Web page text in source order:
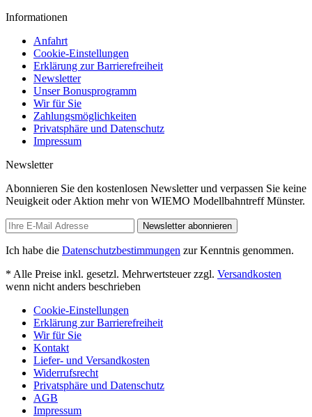
Informationen
Anfahrt
Cookie-Einstellungen
Erklärung zur Barrierefreiheit
Newsletter
Unser Bonusprogramm
Wir für Sie
Zahlungsmöglichkeiten
Privatsphäre und Datenschutz
Impressum
Newsletter
Abonnieren Sie den kostenlosen Newsletter und verpassen Sie keine
Neuigkeit oder Aktion mehr von WIEMO Modellbahntreff Münster.
Newsletter abonnieren
Ich habe die Datenschutzbestimmungen zur Kenntnis genommen.
* Alle Preise inkl. gesetzl. Mehrwertsteuer zzgl. Versandkosten
wenn nicht anders beschrieben
Cookie-Einstellungen
Erklärung zur Barrierefreiheit
Wir für Sie
Kontakt
Liefer- und Versandkosten
Widerrufsrecht
Privatsphäre und Datenschutz
AGB
Impressum